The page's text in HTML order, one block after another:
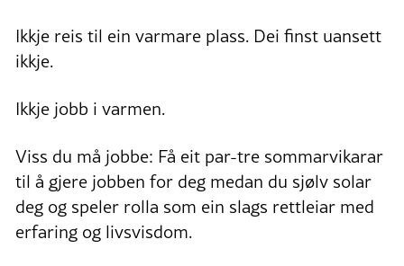
Ikkje reis til ein varmare plass. Dei finst uansett
ikkje.
Ikkje jobb i varmen.
Viss du må jobbe: Få eit par-tre sommarvikarar
til å gjere jobben for deg medan du sjølv solar
deg og speler rolla som ein slags rettleiar med
erfaring og livsvisdom.